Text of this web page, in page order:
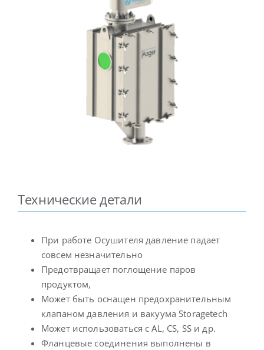
Технические детали
При работе Осушителя давление падает
совсем незначительно
Предотвращает поглощение паров
продуктом,
Может быть оснащен предохранительным
клапаном давления и вакуума Storagetech
Может использоваться с AL, CS, SS и др.
Фланцевые соединения выполнены в